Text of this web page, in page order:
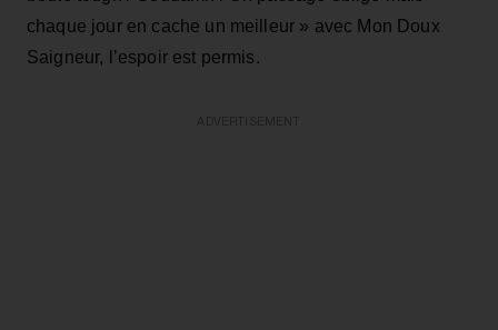
chaque jour en cache un meilleur » avec Mon Doux
Saigneur, l’espoir est permis.